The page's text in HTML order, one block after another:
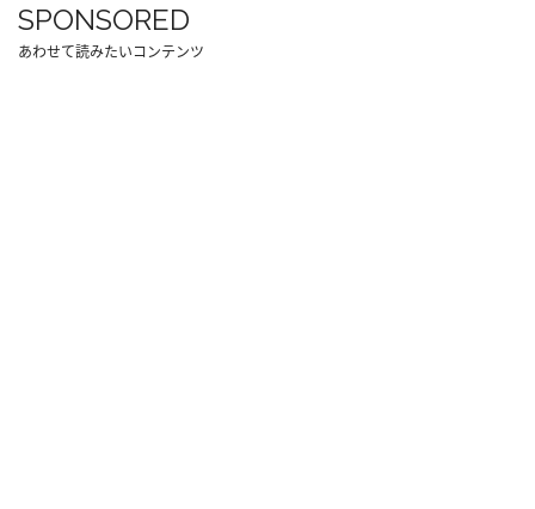
SPONSORED
あわせて読みたいコンテンツ